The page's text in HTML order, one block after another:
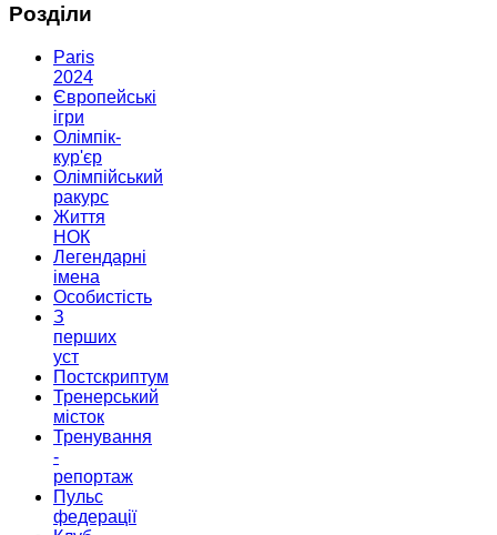
Розділи
Paris
2024
Європейські
ігри
Олімпік-
кур'єр
Олімпійський
ракурс
Життя
НОК
Легендарні
імена
Особистість
З
перших
уст
Постскриптум
Тренерський
місток
Тренування
-
репортаж
Пульс
федерації